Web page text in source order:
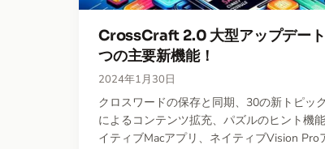
CrossCraft 2.0 大型アップデー
つの主要新機能！
2024年1月30日
クロスワードの保存と同期、30の新トピッ
によるコンテンツ拡充、パズルのヒント機
イティブMacアプリ、ネイティブVision Pro